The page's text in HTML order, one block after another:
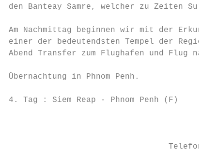
den Banteay Samre, welcher zu Zeiten
Am Nachmittag beginnen wir mit der
einer der bedeutendsten Tempel der Region
Abend Transfer zum Flughafen und Flug
Übernachtung in Phnom Penh.
4. Tag : Siem Reap - Phnom Penh (F)
Telefon: